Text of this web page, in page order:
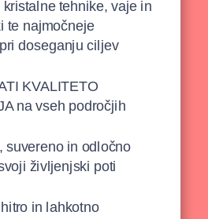
kristalne tehnike, vaje in
te najmočneje
doseganju ciljev
KVALITETO
na vseh področjih
suvereno in odločno
življenjski poti
in lahkotno